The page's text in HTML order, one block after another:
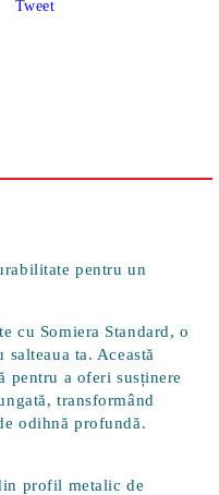
Tweet
pentru un
cu Somiera Standard, o
ta. Această
pentru a oferi susținere
transformând
odihnă profundă.
profil metalic de